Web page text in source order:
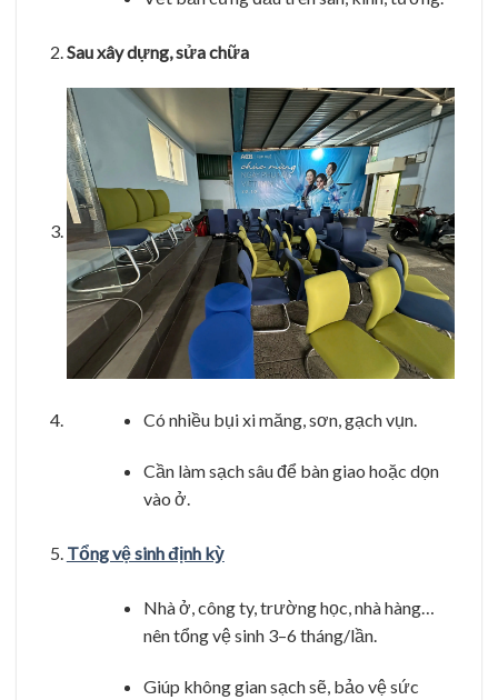
Sau xây dựng, sửa chữa
Có nhiều bụi xi măng, sơn, gạch vụn.
Cần làm sạch sâu để bàn giao hoặc dọn
vào ở.
Tổng vệ sinh định kỳ
Nhà ở, công ty, trường học, nhà hàng…
nên tổng vệ sinh 3–6 tháng/lần.
Giúp không gian sạch sẽ, bảo vệ sức